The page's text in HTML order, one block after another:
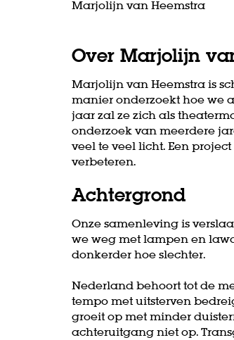
Marjolijn van Heemstra
Over Marjolijn
Marjolijn van Heemstra is
manier onderzoekt hoe we
jaar zal ze zich als
onderzoek van meerdere
veel te veel licht. Een
verbeteren.
Achtergrond
Onze samenleving is
we weg met lampen en
donkerder hoe slechter.
Nederland behoort tot de
tempo met uitsterven
groeit op met minder
achteruitgang niet op.